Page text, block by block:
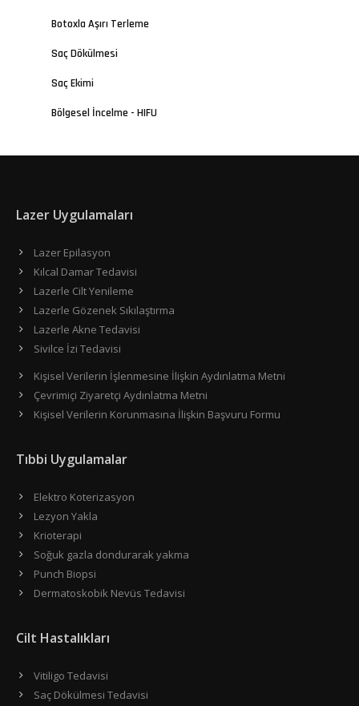
Botoxla Aşırı Terleme
Saç Dökülmesi
Saç Ekimi
Bölgesel İncelme - HIFU
Lazer Uygulamaları
Lazer Epilasyon
Kılcal Damar Tedavisi
Lazerle Cilt Yenileme
Lazerle Gözenek Sıkılaştırma
Lazerle Akne Tedavisi
Sivilce İzi Tedavisi
Kişisel Verilerin İşlenmesine İlişkin Aydınlatma Metni
Çevrimiçi Ziyaretçi Aydınlatma Metni
Kişisel Verilerin Korunmasına İlişkin Başvuru Formu
Tıbbi Uygulamalar
Elektro Koterizasyon
Lezyon Yakla
Krioterapi
Soğuk gazla dondurarak yakma
Punch Biopsi
Dermatoskobik Nevüs Tedavisi
Cilt Hastalıkları
Vitiligo Tedavisi
Saç Dökülmesi Tedavisi